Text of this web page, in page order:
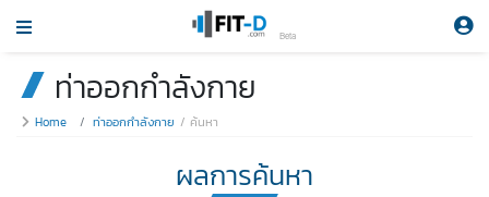
Beta
ท่าออกกำลังกาย
Home ท่าออกกำลังกาย ค้นหา
ผลการค้นหา